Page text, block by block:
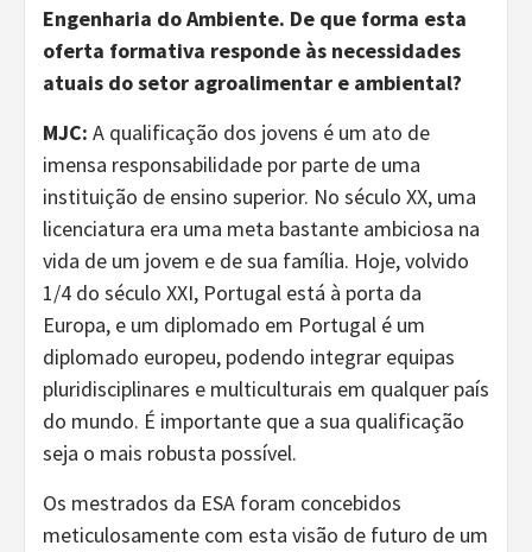
Engenharia do Ambiente. De que forma esta
oferta formativa responde às necessidades
atuais do setor agroalimentar e ambiental?
MJC: A qualificação dos jovens é um ato de
imensa responsabilidade por parte de uma
instituição de ensino superior. No século XX, uma
licenciatura era uma meta bastante ambiciosa na
vida de um jovem e de sua família. Hoje, volvido
1/4 do século XXI, Portugal está à porta da
Europa, e um diplomado em Portugal é um
diplomado europeu, podendo integrar equipas
pluridisciplinares e multiculturais em qualquer país
do mundo. É importante que a sua qualificação
seja o mais robusta possível.
Os mestrados da ESA foram concebidos
meticulosamente com esta visão de futuro de um